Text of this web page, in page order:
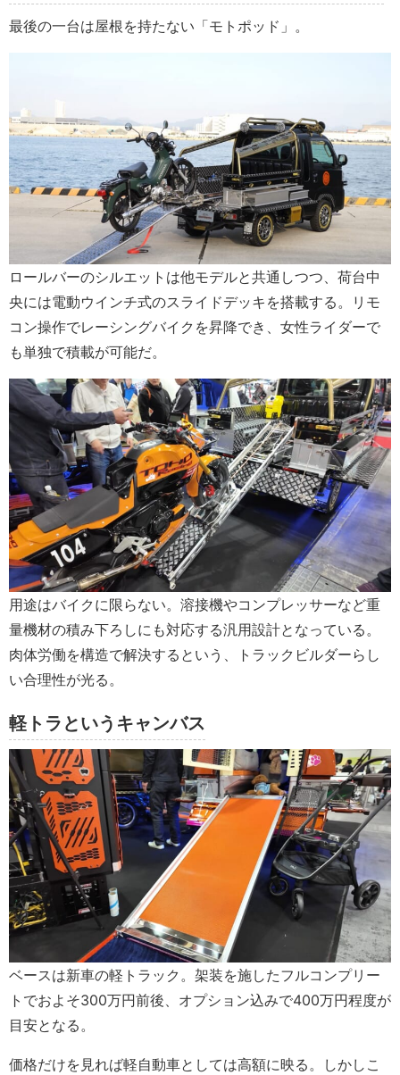
最後の一台は屋根を持たない「モトポッド」。
ロールバーのシルエットは他モデルと共通しつつ、荷台中
央には電動ウインチ式のスライドデッキを搭載する。リモ
コン操作でレーシングバイクを昇降でき、女性ライダーで
も単独で積載が可能だ。
用途はバイクに限らない。溶接機やコンプレッサーなど重
量機材の積み下ろしにも対応する汎用設計となっている。
肉体労働を構造で解決するという、トラックビルダーらし
い合理性が光る。
軽トラというキャンバス
ベースは新車の軽トラック。架装を施したフルコンプリー
トでおよそ300万円前後、オプション込みで400万円程度が
目安となる。
価格だけを見れば軽自動車としては高額に映る。しかしこ